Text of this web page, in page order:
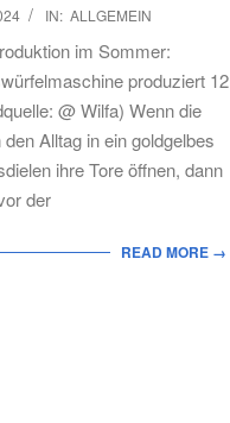
IN: ALLGEMEIN
im Sommer:
produziert 12
@ Wilfa) Wenn die
Alltag in ein goldgelbes
ihre Tore öffnen, dann
der
READ MORE →